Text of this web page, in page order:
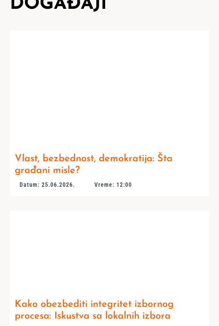
DOGAĐAJI
Vlast, bezbednost, demokratija: Šta
građani misle?
Datum: 25.06.2026. Vreme: 12:00
Kako obezbediti integritet izbornog
procesa: Iskustva sa lokalnih izbora